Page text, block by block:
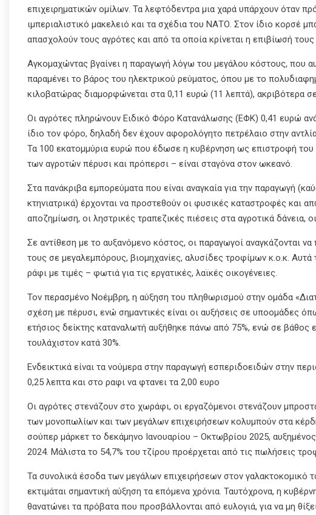
επιχειρηματικών ομίλων. Τα λεφτόδεντρα μια χαρά υπάρχουν όταν
ιμπεριαλιστικό μακελειό και τα σχέδια του ΝΑΤΟ. Στον ίδιο κορσέ
απασχολούν τους αγρότες και από τα οποία κρίνεται η επιβίωσή
Αγκομαχώντας βγαίνει η παραγωγή λόγω του μεγάλου κόστους, που
παραμένει το βάρος του ηλεκτρικού ρεύματος, όπου με το
κιλοβατώρας διαμορφώνεται στα 0,11 ευρώ (11 λεπτά), ακριβότερα
Οι αγρότες πληρώνουν Ειδικό Φόρο Κατανάλωσης (ΕΦΚ) 0,41 ευρώ
ίδιο τον φόρο, δηλαδή δεν έχουν αφορολόγητο πετρέλαιο στην
Τα 100 εκατομμύρια ευρώ που έδωσε η κυβέρνηση ως επιστροφή του
των αγροτών πέρυσι και πρόπερσι – είναι σταγόνα στον ωκεανό.
Στα πανάκριβα εμπορεύματα που είναι αναγκαία για την παραγωγή
κτηνιατρικά) έρχονται να προστεθούν οι φυσικές καταστροφές και
αποζημίωση, οι ληστρικές τραπεζικές πιέσεις στα αγροτικά δάνεια,
Σε αντίθεση με το αυξανόμενο κόστος, οι παραγωγοί αναγκάζονται
τους σε μεγαλεμπόρους, βιομηχανίες, αλυσίδες τροφίμων κ.ο.κ.
ράφι με τιμές – φωτιά για τις εργατικές, λαϊκές οικογένειες.
Τον περασμένο Νοέμβρη, η αύξηση του πληθωρισμού στην ομάδα
σχέση με πέρυσι, ενώ σημαντικές είναι οι αυξήσεις σε υποομάδες
ετήσιος δείκτης καταναλωτή αυξήθηκε πάνω από 75%, ενώ σε βάθος
τουλάχιστον κατά 30%.
Ενδεικτικά είναι τα νούμερα στην παραγωγή εσπεριδοειδών στην
0,25 λεπτα και στο ραφι να φτανει τα 2,00 ευρο
Οι αγρότες στενάζουν στο χωράφι, οι εργαζόμενοι στενάζουν
των μονοπωλίων και των μεγάλων επιχειρήσεων κολυμπούν στα
σούπερ μάρκετ το δεκάμηνο Ιανουαρίου – Οκτωβρίου 2025,
2024. Μάλιστα το 54,7% του τζίρου προέρχεται από τις πωλήσεις
Τα συνολικά έσοδα των μεγάλων επιχειρήσεων στον γαλακτοκομικό
εκτιμάται σημαντική αύξηση τα επόμενα χρόνια. Ταυτόχρονα, η
θανατώνει τα πρόβατα που προσβάλλονται από ευλογιά, για να μη